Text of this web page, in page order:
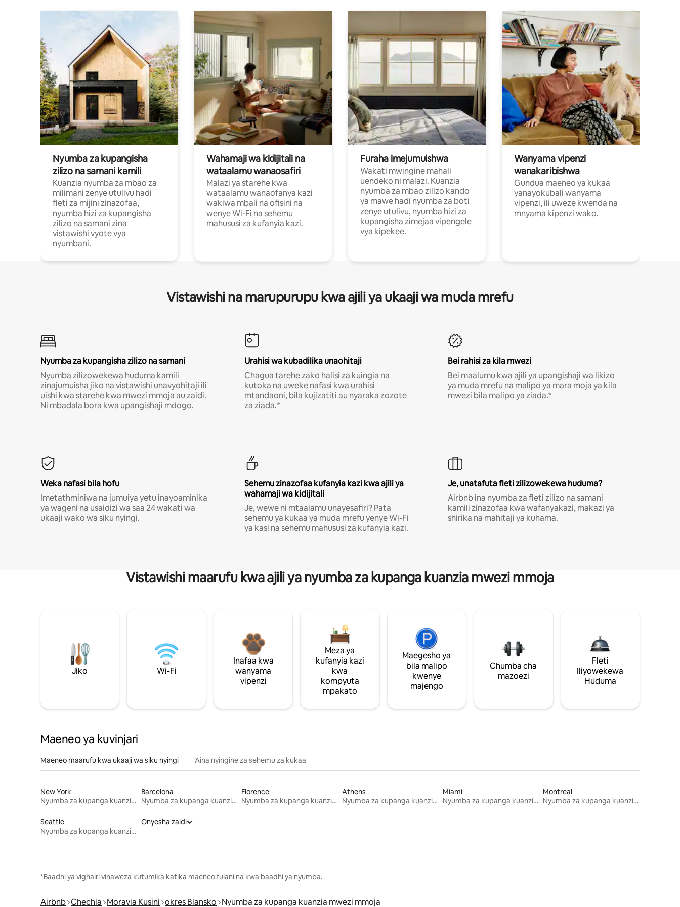
Nyumba za kupangisha
zilizo na samani kamili
Kuanzia nyumba za mbao za
milimani zenye utulivu hadi
fleti za mijini zinazofaa,
nyumba hizi za kupangisha
zilizo na samani zina
vistawishi vyote vya
nyumbani.
Wahamaji wa kidijitali na
wataalamu wanaosafiri
Malazi ya starehe kwa
wataalamu wanaofanya kazi
wakiwa mbali na ofisini na
wenye Wi-Fi na sehemu
mahususi za kufanyia kazi.
Furaha imejumuishwa
Wakati mwingine mahali
uendeko ni malazi. Kuanzia
nyumba za mbao zilizo kando
ya mawe hadi nyumba za boti
zenye utulivu, nyumba hizi za
kupangisha zimejaa vipengele
vya kipekee.
Wanyama vipenzi
wanakaribishwa
Gundua maeneo ya kukaa
yanayokubali wanyama
vipenzi, ili uweze kwenda na
mnyama kipenzi wako.
Vistawishi na marupurupu kwa ajili ya ukaaji wa muda mrefu
Nyumba za kupangisha zilizo na samani
Nyumba zilizowekewa huduma kamili
zinajumuisha jiko na vistawishi unavyohitaji ili
uishi kwa starehe kwa mwezi mmoja au zaidi.
Ni mbadala bora kwa upangishaji mdogo.
Urahisi wa kubadilika unaohitaji
Chagua tarehe zako halisi za kuingia na
kutoka na uweke nafasi kwa urahisi
mtandaoni, bila kujizatiti au nyaraka zozote
za ziada.*
Bei rahisi za kila mwezi
Bei maalumu kwa ajili ya upangishaji wa likizo
ya muda mrefu na malipo ya mara moja ya kila
mwezi bila malipo ya ziada.*
Weka nafasi bila hofu
Imetathminiwa na jumuiya yetu inayoaminika
ya wageni na usaidizi wa saa 24 wakati wa
ukaaji wako wa siku nyingi.
Sehemu zinazofaa kufanyia kazi kwa ajili ya
wahamaji wa kidijitali
Je, wewe ni mtaalamu unayesafiri? Pata
sehemu ya kukaa ya muda mrefu yenye Wi-Fi
ya kasi na sehemu mahususi za kufanyia kazi.
Je, unatafuta fleti zilizowekewa huduma?
Airbnb ina nyumba za fleti zilizo na samani
kamili zinazofaa kwa wafanyakazi, makazi ya
shirika na mahitaji ya kuhama.
Vistawishi maarufu kwa ajili ya nyumba za kupanga kuanzia mwezi mmoja
Jiko Wi-Fi
Inafaa kwa
wanyama
vipenzi
Meza ya
kufanyia kazi
kwa
kompyuta
mpakato
Maegesho ya
bila malipo
kwenye
majengo
Chumba cha
mazoezi
Fleti
Iliyowekewa
Huduma
Maeneo ya kuvinjari
Maeneo maarufu kwa ukaaji wa siku nyingi Aina nyingine za sehemu za kukaa
New York
Nyumba za kupanga kuanzia mwezi mmoja
Barcelona
Nyumba za kupanga kuanzia mwezi mmoja
Florence
Nyumba za kupanga kuanzia mwezi mmoja
Athens
Nyumba za kupanga kuanzia mwezi mmoja
Miami
Nyumba za kupanga kuanzia mwezi mmoja
Montreal
Nyumba za kupanga kuanzia mwezi mmoja
Seattle
Nyumba za kupanga kuanzia mwezi mmoja
Onyesha zaidi
*Baadhi ya vighairi vinaweza kutumika katika maeneo fulani na kwa baadhi ya nyumba.
Airbnb Chechia Moravia Kusini okres Blansko Nyumba za kupanga kuanzia mwezi mmoja